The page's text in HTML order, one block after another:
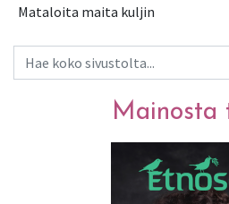
Mataloita maita kuljin
Haku
Mainosta